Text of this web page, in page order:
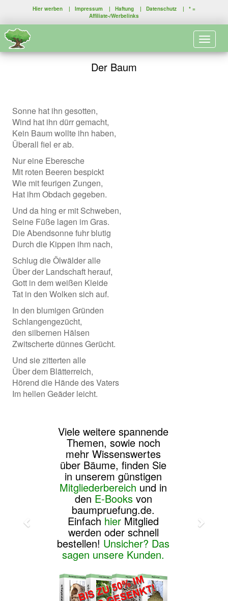
Hier werben | Impressum | Haftung | Datenschutz | * =
Affiliate-/Werbelinks
Der Baum
Sonne hat ihn gesotten,
Wind hat ihn dürr gemacht,
Kein Baum wollte ihn haben,
Überall fiel er ab.
Nur eine Eberesche
Mit roten Beeren bespickt
Wie mit feurigen Zungen,
Hat ihm Obdach gegeben.
Und da hing er mit Schweben,
Seine Füße lagen im Gras.
Die Abendsonne fuhr blutig
Durch die Kippen ihm nach,
Schlug die Ölwälder alle
Über der Landschaft herauf,
Gott in dem weißen Kleide
Tat in den Wolken sich auf.
In den blumigen Gründen
Schlangengezücht,
den silbernen Hälsen
Zwitscherte dünnes Gerücht.
Und sie zitterten alle
Über dem Blätterreich,
Hörend die Hände des Vaters
Im hellen Geäder leicht.
Viele weitere spannende
Themen, sowie noch
mehr Wissenswertes
über Bäume, finden Sie
in unserem günstigen
Mitgliederbereich und in
den E-Booksvon
baumpruefung.de.
Einfach hier Mitglied
werden oder schnell
bestellen! Unsicher? Das
sagen unsere Kunden.